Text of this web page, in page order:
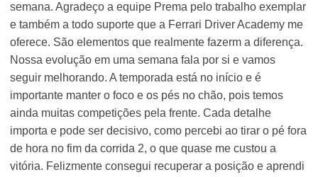
semana. Agradeço a equipe Prema pelo trabalho exemplar
e também a todo suporte que a Ferrari Driver Academy me
oferece. São elementos que realmente fazerm a diferença.
Nossa evolução em uma semana fala por si e vamos
seguir melhorando. A temporada está no início e é
importante manter o foco e os pés no chão, pois temos
ainda muitas competições pela frente. Cada detalhe
importa e pode ser decisivo, como percebi ao tirar o pé fora
de hora no fim da corrida 2, o que quase me custou a
vitória. Felizmente consegui recuperar a posição e aprendi